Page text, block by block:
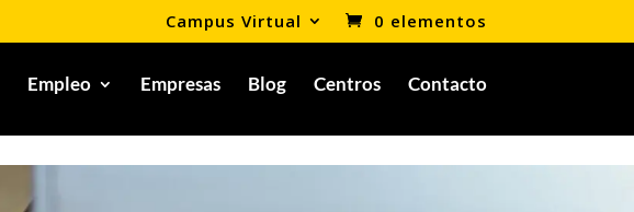
Campus Virtual 0 elementos
Empleo Empresas Blog Centros Contacto